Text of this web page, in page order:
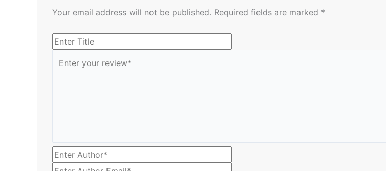
Your email address will not be published. Required fields are marked *